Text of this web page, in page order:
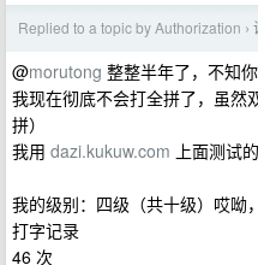
Replied to a topic by Authorization ›
@morutong 整整半年了，不知
我现在彻底不会打全拼了，虽然
拼）
我用 dazi.kukuw.com 上面测试的
我的级别：四级（共十级）哎呦
打字记录
46 次